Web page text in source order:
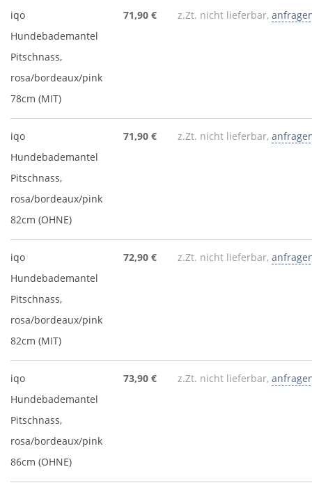
iqo
Hundebademantel
Pitschnass,
rosa/bordeaux/pink
78cm (MIT)
71,90 € z.Zt. nicht lieferbar,
iqo
Hundebademantel
Pitschnass,
rosa/bordeaux/pink
82cm (OHNE)
71,90 € z.Zt. nicht lieferbar,
iqo
Hundebademantel
Pitschnass,
rosa/bordeaux/pink
82cm (MIT)
72,90 € z.Zt. nicht lieferbar,
iqo
Hundebademantel
Pitschnass,
rosa/bordeaux/pink
86cm (OHNE)
73,90 € z.Zt. nicht lieferbar,